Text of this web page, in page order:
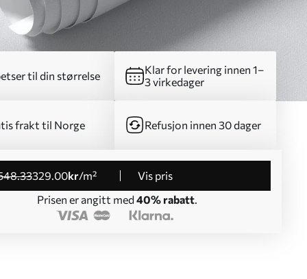
til din størrelse
Klar for levering innen 1–
3 virkedager
frakt til Norge Refusjon innen 30 dager
.33329.00kr/m²
Vis pris
Prisen er angitt med 40% rabatt.